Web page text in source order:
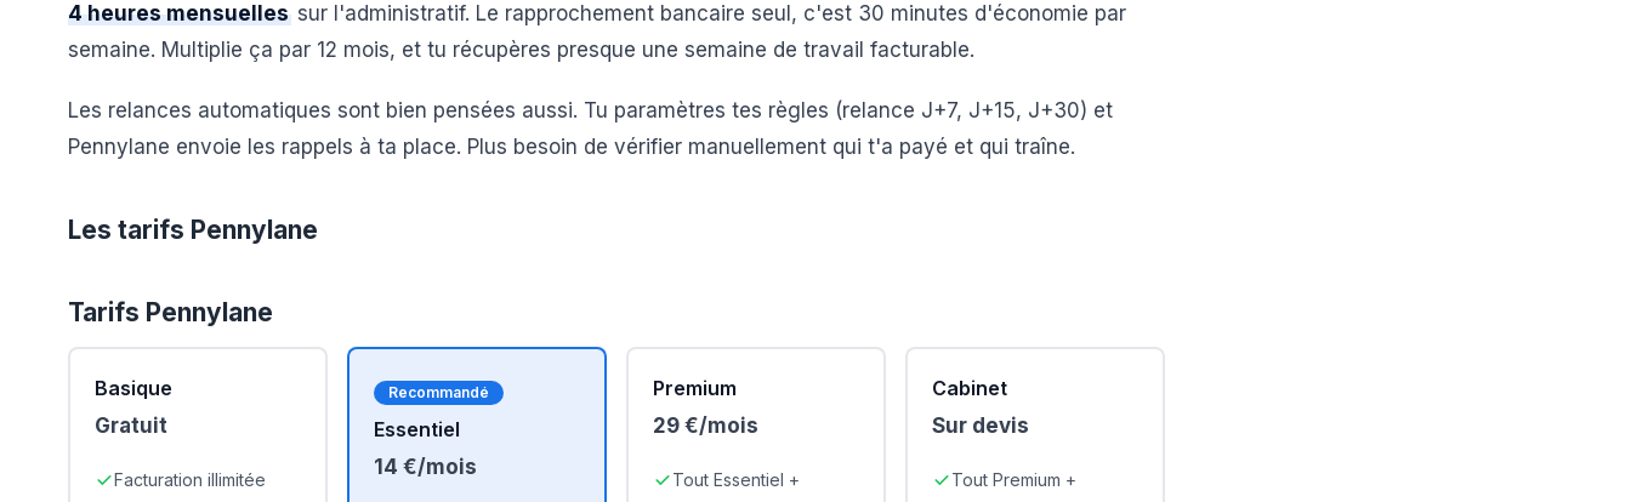
4 heures mensuelles sur l'administratif. Le rapprochement bancaire seul, c'est 30 minutes d'économie par
semaine. Multiplie ça par 12 mois, et tu récupères presque une semaine de travail facturable.
Les relances automatiques sont bien pensées aussi. Tu paramètres tes règles (relance J+7, J+15, J+30) et
Pennylane envoie les rappels à ta place. Plus besoin de vérifier manuellement qui t'a payé et qui traîne.
Les tarifs Pennylane
Tarifs Pennylane
Basique
Gratuit
Facturation illimitée
Recommandé
Essentiel
14 €/mois
Premium
29 €/mois
Tout Essentiel +
Cabinet
Sur devis
Tout Premium +